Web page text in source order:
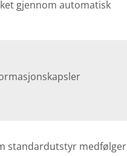
gjennom automatisk
standardutstyr medfølger